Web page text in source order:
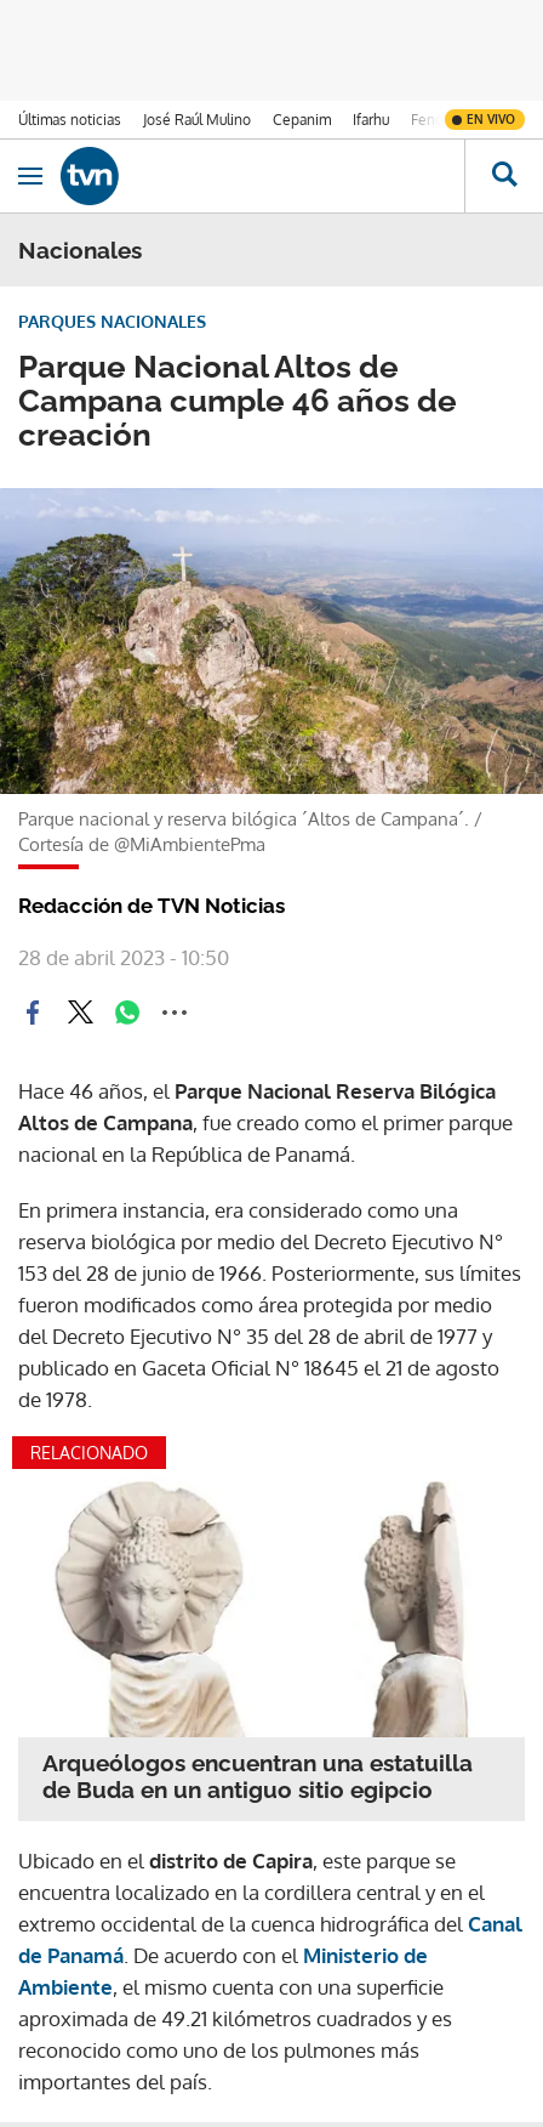
Últimas noticias José Raúl Mulino Cepanim Ifarhu Fenómeno de El
EN VIVO
Ir al contenido
Obrir navegació
Nacionales
Parque Nacional Altos de
Campana cumple 46 años de
creación
PARQUES NACIONALES
Parque nacional y reserva bilógica ´Altos de Campana´. /
Cortesía de @MiAmbientePma
Redacción de TVN Noticias
28 de abril 2023 - 10:50
Hace 46 años, el Parque Nacional Reserva Bilógica
Altos de Campana, fue creado como el primer parque
nacional en la República de Panamá.
En primera instancia, era considerado como una
reserva biológica por medio del Decreto Ejecutivo N°
153 del 28 de junio de 1966. Posteriormente, sus límites
fueron modificados como área protegida por medio
del Decreto Ejecutivo N° 35 del 28 de abril de 1977 y
publicado en Gaceta Oficial N° 18645 el 21 de agosto
de 1978.
RELACIONADO
Arqueólogos encuentran una estatuilla
de Buda en un antiguo sitio egipcio
Ubicado en eldistrito de Capira, este parque se
encuentra localizado en la cordillera central y en el
extremo occidental de la cuenca hidrográfica delCanal
de Panamá. De acuerdo con el Ministerio de
Ambiente, el mismo cuenta con una superficie
aproximada de 49.21 kilómetros cuadrados y es
reconocido como uno de los pulmones más
importantes del país.